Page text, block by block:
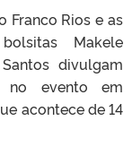
Franco Rios e as
Makele
divulgam
no evento em
acontece de 14